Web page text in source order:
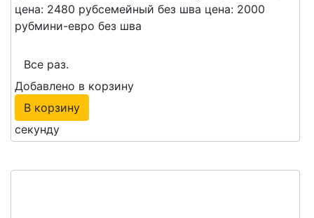
цена: 2480 рубсемейный без шва цена: 2000
рубмини-евро без шва
Все раз.
Добавлено в корзину
В корзину
секунду